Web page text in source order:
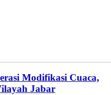
Modifikasi Cuaca,
Jabar